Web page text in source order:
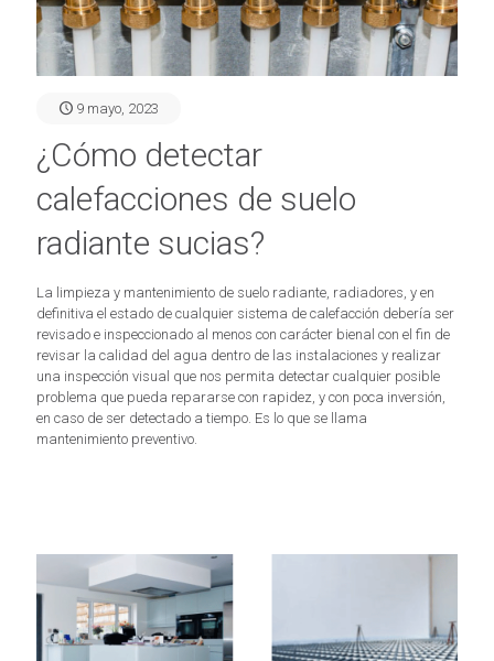
9 mayo, 2023
¿Cómo detectar
calefacciones de suelo
radiante sucias?
La limpieza y mantenimiento de suelo radiante, radiadores, y en
definitiva el estado de cualquier sistema de calefacción debería ser
revisado e inspeccionado al menos con carácter bienal con el fin de
revisar la calidad del agua dentro de las instalaciones y realizar
una inspección visual que nos permita detectar cualquier posible
problema que pueda repararse con rapidez, y con poca inversión,
en caso de ser detectado a tiempo. Es lo que se llama
mantenimiento preventivo.